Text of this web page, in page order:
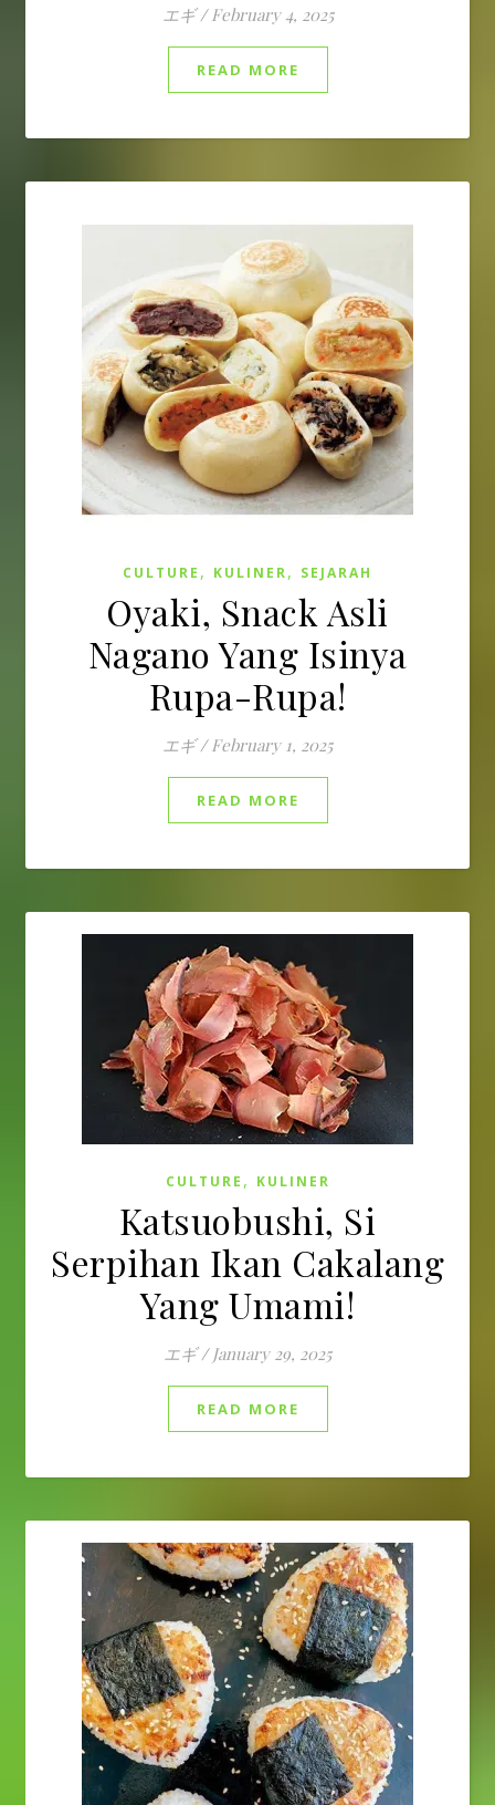
エギ / February 4, 2025
READ MORE
CULTURE , KULINER, SEJARAH
Oyaki, Snack Asli
Nagano Yang Isinya
Rupa-Rupa!
エギ / February 1, 2025
READ MORE
CULTURE , KULINER
Katsuobushi, Si
Serpihan Ikan Cakalang
Yang Umami!
エギ / January 29, 2025
READ MORE